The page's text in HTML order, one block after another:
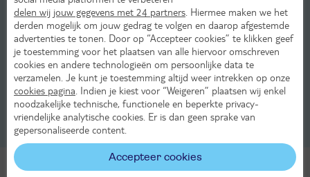
Praktische informatie over Kiotari
Winkelen in Kiotari
Sport in Kiotari
Stranden in Kiotari
Transport en verhuur in Kiotari
delen wij jouw gegevens met 24 partners . Hiermee maken we het
derden mogelijk om jouw gedrag te volgen en daarop afgestemde
advertenties te tonen. Door op “Accepteer cookies” te klikken geef
je toestemming voor het plaatsen van alle hiervoor omschreven
cookies en andere technologieën om persoonlijke data te
verzamelen. Je kunt je toestemming altijd weer intrekken op onze
cookies pagina . Indien je kiest voor “Weigeren” plaatsen wij enkel
noodzakelijke technische, functionele en beperkte privacy-
vriendelijke analytische cookies. Er is dan geen sprake van
gepersonaliseerde content.
Accepteer cookies